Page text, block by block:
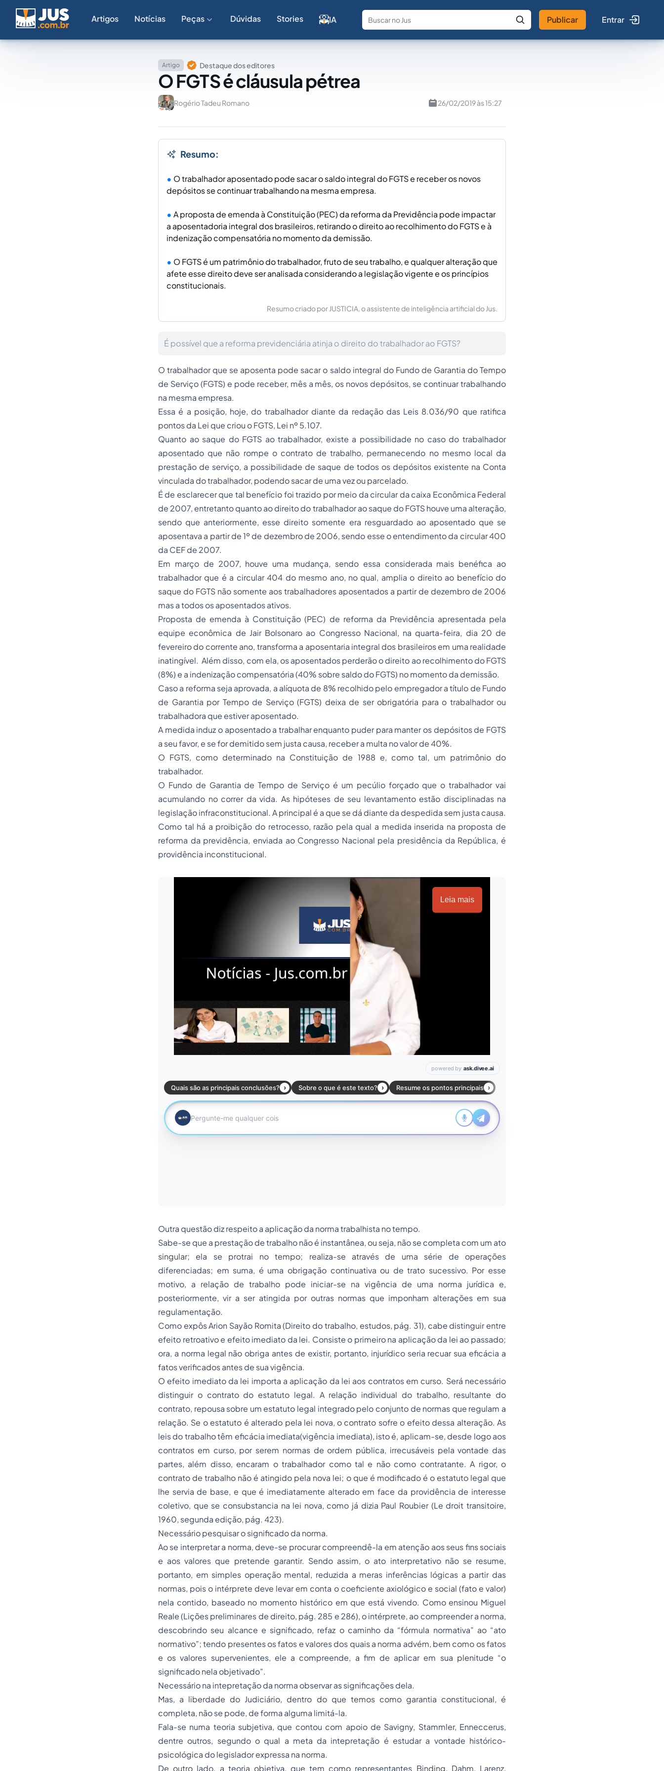
Artigos Notícias Peças Dúvidas Stories IA
Fale com a IA Buscar no Jus
Publicar Entrar
Artigo Destaque dos editores
O FGTS é cláusula pétrea
Rogério Tadeu Romano 26/02/2019 às 15:27
Resumo:
O trabalhador aposentado pode sacar o saldo integral do FGTS e receber os novos
depósitos se continuar trabalhando na mesma empresa.
A proposta de emenda à Constituição (PEC) da reforma da Previdência pode impactar
a aposentadoria integral dos brasileiros, retirando o direito ao recolhimento do FGTS e à
indenização compensatória no momento da demissão.
O FGTS é um patrimônio do trabalhador, fruto de seu trabalho, e qualquer alteração que
afete esse direito deve ser analisada considerando a legislação vigente e os princípios
constitucionais.
Resumo criado por JUSTICIA, o assistente de inteligência artificial do Jus.
É possível que a reforma previdenciária atinja o direito do trabalhador ao FGTS?
O trabalhador que se aposenta pode sacar o saldo integral do Fundo de Garantia do Tempo
de Serviço (FGTS) e pode receber, mês a mês, os novos depósitos, se continuar trabalhando
na mesma empresa.
Essa é a posição, hoje, do trabalhador diante da redação das Leis 8.036/90 que ratifica
pontos da Lei que criou o FGTS, Lei nº 5.107.
Quanto ao saque do FGTS ao trabalhador, existe a possibilidade no caso do trabalhador
aposentado que não rompe o contrato de trabalho, permanecendo no mesmo local da
prestação de serviço, a possibilidade de saque de todos os depósitos existente na Conta
vinculada do trabalhador, podendo sacar de uma vez ou parcelado.
É de esclarecer que tal benefício foi trazido por meio da circular da caixa Econômica Federal
de 2007, entretanto quanto ao direito do trabalhador ao saque do FGTS houve uma alteração,
sendo que anteriormente, esse direito somente era resguardado ao aposentado que se
aposentava a partir de 1º de dezembro de 2006, sendo esse o entendimento da circular 400
da CEF de 2007.
Em março de 2007, houve uma mudança, sendo essa considerada mais benéfica ao
trabalhador que é a circular 404 do mesmo ano, no qual, amplia o direito ao benefício do
saque do FGTS não somente aos trabalhadores aposentados a partir de dezembro de 2006
mas a todos os aposentados ativos.
Proposta de emenda à Constituição (PEC) de reforma da Previdência apresentada pela
equipe econômica de Jair Bolsonaro ao Congresso Nacional, na quarta-feira, dia 20 de
fevereiro do corrente ano, transforma a aposentaria integral dos brasileiros em uma realidade
inatingível. Além disso, com ela, os aposentados perderão o direito ao recolhimento do FGTS
(8%) e a indenização compensatória (40% sobre saldo do FGTS) no momento da demissão.
Caso a reforma seja aprovada, a alíquota de 8% recolhido pelo empregador a título de Fundo
de Garantia por Tempo de Serviço (FGTS) deixa de ser obrigatória para o trabalhador ou
trabalhadora que estiver aposentado.
A medida induz o aposentado a trabalhar enquanto puder para manter os depósitos de FGTS
a seu favor, e se for demitido sem justa causa, receber a multa no valor de 40%.
O FGTS, como determinado na Constituição de 1988 e, como tal, um patrimônio do
trabalhador.
O Fundo de Garantia de Tempo de Serviço é um pecúlio forçado que o trabalhador vai
acumulando no correr da vida. As hipóteses de seu levantamento estão disciplinadas na
legislação infraconstitucional. A principal é a que se dá diante da despedida sem justa causa.
Como tal há a proibição do retrocesso, razão pela qual a medida inserida na proposta de
reforma da previdência, enviada ao Congresso Nacional pela presidência da República, é
providência inconstitucional.
Leia mais
Outra questão diz respeito a aplicação da norma trabalhista no tempo.
Sabe-se que a prestação de trabalho não é instantânea, ou seja, não se completa com um ato
singular; ela se protrai no tempo; realiza-se através de uma série de operações
diferenciadas; em suma, é uma obrigação continuativa ou de trato sucessivo. Por esse
motivo, a relação de trabalho pode iniciar-se na vigência de uma norma jurídica e,
posteriormente, vir a ser atingida por outras normas que imponham alterações em sua
regulamentação.
Como expôs Arion Sayão Romita (Direito do trabalho, estudos, pág. 31), cabe distinguir entre
efeito retroativo e efeito imediato da lei. Consiste o primeiro na aplicação da lei ao passado;
ora, a norma legal não obriga antes de existir, portanto, injurídico seria recuar sua eficácia a
fatos verificados antes de sua vigência.
O efeito imediato da lei importa a aplicação da lei aos contratos em curso. Será necessário
distinguir o contrato do estatuto legal. A relação individual do trabalho, resultante do
contrato, repousa sobre um estatuto legal integrado pelo conjunto de normas que regulam a
relação. Se o estatuto é alterado pela lei nova, o contrato sofre o efeito dessa alteração. As
leis do trabalho têm eficácia imediata(vigência imediata), isto é, aplicam-se, desde logo aos
contratos em curso, por serem normas de ordem pública, irrecusáveis pela vontade das
partes, além disso, encaram o trabalhador como tal e não como contratante. A rigor, o
contrato de trabalho não é atingido pela nova lei; o que é modificado é o estatuto legal que
lhe servia de base, e que é imediatamente alterado em face da providência de interesse
coletivo, que se consubstancia na lei nova, como já dizia Paul Roubier (Le droit transitoire,
1960, segunda edição, pág. 423).
Necessário pesquisar o significado da norma.
Ao se interpretar a norma, deve-se procurar compreendê-la em atenção aos seus fins sociais
e aos valores que pretende garantir. Sendo assim, o ato interpretativo não se resume,
portanto, em simples operação mental, reduzida a meras inferências lógicas a partir das
normas, pois o intérprete deve levar em conta o coeficiente axiológico e social (fato e valor)
nela contido, baseado no momento histórico em que está vivendo. Como ensinou Miguel
Reale (Lições preliminares de direito, pág. 285 e 286), o intérprete, ao compreender a norma,
descobrindo seu alcance e significado, refaz o caminho da “fórmula normativa” ao “ato
normativo”; tendo presentes os fatos e valores dos quais a norma advém, bem como os fatos
e os valores supervenientes, ele a compreende, a fim de aplicar em sua plenitude “o
significado nela objetivado”.
Necessário na intepretação da norma observar as significações dela.
Mas, a liberdade do Judiciário, dentro do que temos como garantia constitucional, é
completa, não se pode, de forma alguma limitá-la.
Fala-se numa teoria subjetiva, que contou com apoio de Savigny, Stammler, Enneccerus,
dentre outros, segundo o qual a meta da intepretação é estudar a vontade histórico-
psicológica do legislador expressa na norma.
De outro lado, a teoria objetiva, que tem como representantes Binding, Dahm, Larenz,